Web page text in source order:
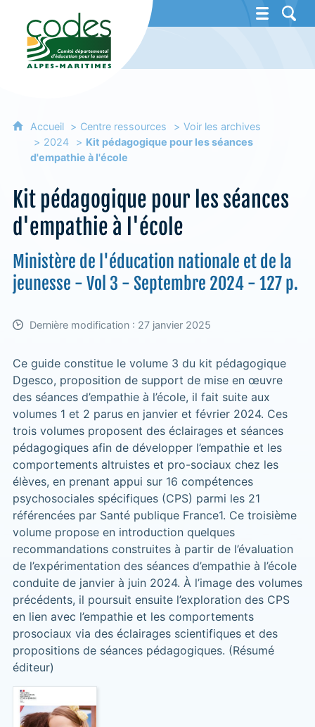
CoDES 06 - Comité départemental
Accueil Centre ressources
Voir les archives
2024
Kit pédagogique pour les séances
d'empathie à l'école
Kit pédagogique pour les séances
d'empathie à l'école
Ministère de l'éducation nationale et de la
jeunesse - Vol 3 - Septembre 2024 - 127 p.
Dernière modification : 27 janvier 2025
Ce guide constitue le volume 3 du kit pédagogique
Dgesco, proposition de support de mise en œuvre
des séances d’empathie à l’école, il fait suite aux
volumes 1 et 2 parus en janvier et février 2024. Ces
trois volumes proposent des éclairages et séances
pédagogiques afin de développer l’empathie et les
comportements altruistes et pro-sociaux chez les
élèves, en prenant appui sur 16 compétences
psychosociales spécifiques (CPS) parmi les 21
référencées par Santé publique France1. Ce troisième
volume propose en introduction quelques
recommandations construites à partir de l’évaluation
de l’expérimentation des séances d’empathie à l’école
conduite de janvier à juin 2024. À l’image des volumes
précédents, il poursuit ensuite l’exploration des CPS
en lien avec l’empathie et les comportements
prosociaux via des éclairages scientifiques et des
propositions de séances pédagogiques. (Résumé
éditeur)